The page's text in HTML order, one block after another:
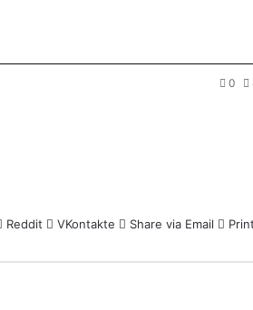
0
Reddit VKontakte Share via Email Print